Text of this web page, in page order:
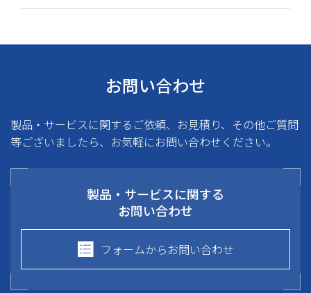
お問い合わせ
製品・サービスに関するご依頼、お見積り、その他ご質問
等ございましたら、お気軽にお問い合わせください。
製品・サービスに関する
お問い合わせ
フォームからお問い合わせ